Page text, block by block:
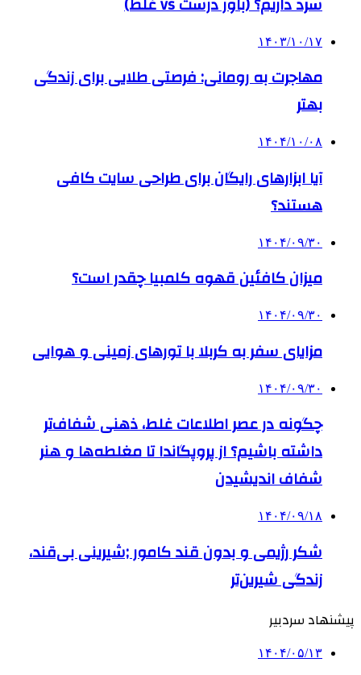
۱۴۰۳/۱۰/۱۷
مهاجرت به رومانی: فرصتی طلایی برای زندگی
بهتر
۱۴۰۴/۱۰/۰۸
آیا ابزارهای رایگان برای طراحی سایت کافی
هستند؟
۱۴۰۴/۰۹/۳۰
میزان کافئین قهوه کلمبیا چقدر است؟
۱۴۰۴/۰۹/۳۰
مزایای سفر به کربلا با تورهای زمینی و هوایی
۱۴۰۴/۰۹/۳۰
چگونه در عصر اطلاعات غلط، ذهنی شفاف‌تر
داشته باشیم؟ از پروپگاندا تا مغلطه‌ها و هنر
شفاف اندیشیدن
۱۴۰۴/۰۹/۱۸
شکر رژیمی و بدون قند کامور ;شیرینی بی‌قند،
زندگی شیرین‌تر
پیشنهاد سردبیر
۱۴۰۴/۰۵/۱۳